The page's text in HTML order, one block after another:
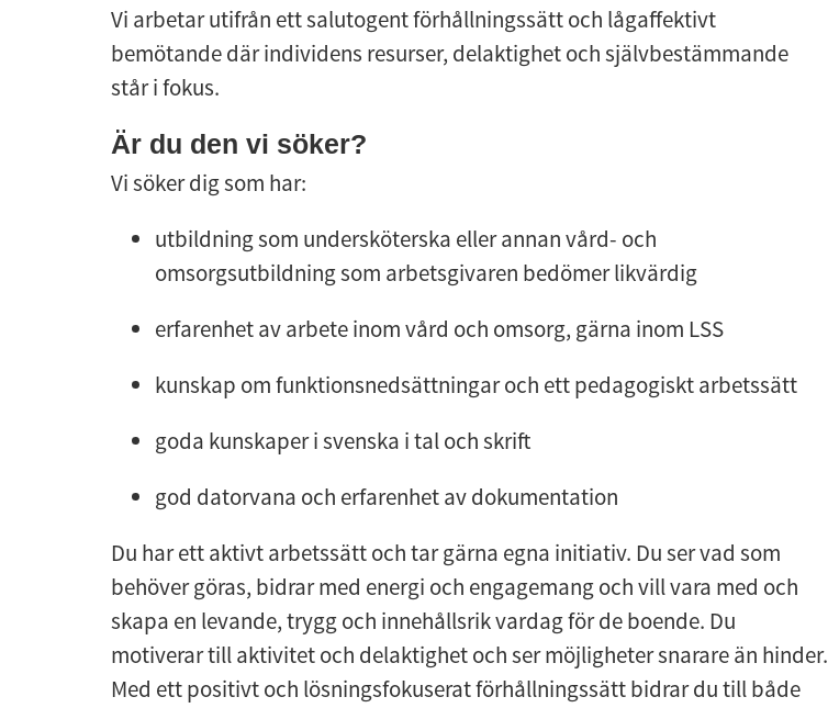
Vi arbetar utifrån ett salutogent förhållningssätt och lågaffektivt
bemötande där individens resurser, delaktighet och självbestämmande
står i fokus.
Är du den vi söker?
Vi söker dig som har:
utbildning som undersköterska eller annan vård- och
omsorgsutbildning som arbetsgivaren bedömer likvärdig
erfarenhet av arbete inom vård och omsorg, gärna inom LSS
kunskap om funktionsnedsättningar och ett pedagogiskt arbetssätt
goda kunskaper i svenska i tal och skrift
god datorvana och erfarenhet av dokumentation
Du har ett aktivt arbetssätt och tar gärna egna initiativ. Du ser vad som
behöver göras, bidrar med energi och engagemang och vill vara med och
skapa en levande, trygg och innehållsrik vardag för de boende. Du
motiverar till aktivitet och delaktighet och ser möjligheter snarare än hinder.
Med ett positivt och lösningsfokuserat förhållningssätt bidrar du till både